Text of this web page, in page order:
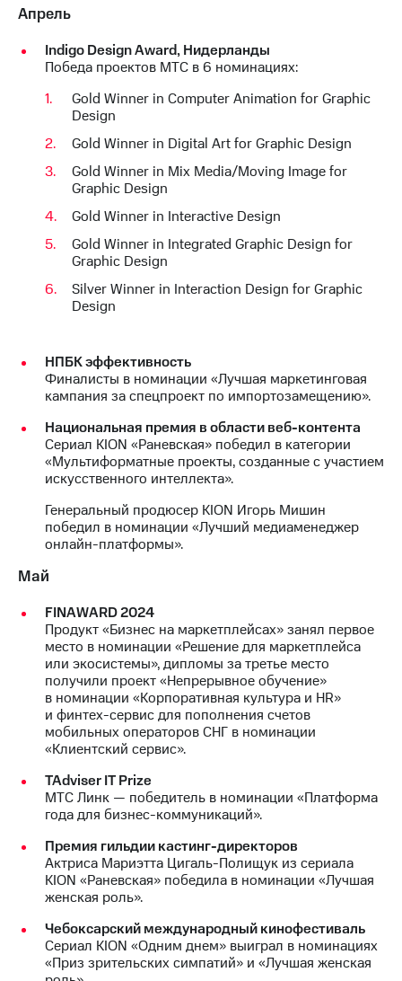
Регистратор
Реквизиты
Контакты
развитие
деловая этика
Апрель
Indigo Design Award, Нидерланды
Победа проектов МТС в 6 номинациях:
Gold Winner in Computer Animation for Graphic
Design
Gold Winner in Digital Art for Graphic Design
Gold Winner in Mix Media/Moving Image for
Graphic Design
Gold Winner in Interactive Design
Gold Winner in Integrated Graphic Design for
Graphic Design
Silver Winner in Interaction Design for Graphic
Design
НПБК эффективность
Финалисты в номинации «Лучшая маркетинговая
кампания за спецпроект по импортозамещению».
Национальная премия в области веб-контента
Сериал KION «Раневская» победил в категории
«Мультиформатные проекты, созданные с участием
искусственного интеллекта».
Генеральный продюсер KION Игорь Мишин
победил в номинации «Лучший медиаменеджер
онлайн-платформы».
Май
FINAWARD 2024
Продукт «Бизнес на маркетплейсах» занял первое
место в номинации «Решение для маркетплейса
или экосистемы», дипломы за третье место
получили проект «Непрерывное обучение»
в номинации «Корпоративная культура и HR»
и финтех-сервис для пополнения счетов
мобильных операторов СНГ в номинации
«Клиентский сервис».
TAdviser IT Prize
МТС Линк — победитель в номинации «Платформа
года для бизнес-коммуникаций».
Премия гильдии кастинг-директоров
Актриса Мариэтта Цигаль-Полищук из сериала
KION «Раневская» победила в номинации «Лучшая
женская роль».
Чебоксарский международный кинофестиваль
Сериал KION «Одним днем» выиграл в номинациях
«Приз зрительских симпатий» и «Лучшая женская